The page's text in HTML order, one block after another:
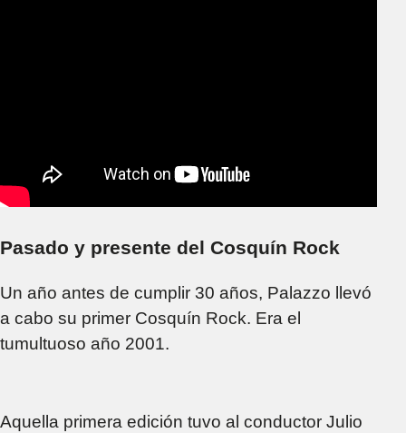
Pasado y presente del Cosquín Rock
Un año antes de cumplir 30 años, Palazzo llevó
a cabo su primer Cosquín Rock. Era el
tumultuoso año 2001.
Aquella primera edición tuvo al conductor Julio